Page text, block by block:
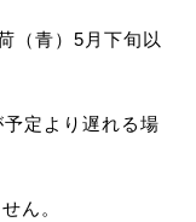
（青）5月下旬以
定より遅れる場
ん。